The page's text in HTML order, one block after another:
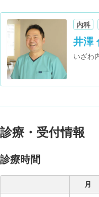
内科
井澤
いざわ
診療・受付情報
診療時間
月